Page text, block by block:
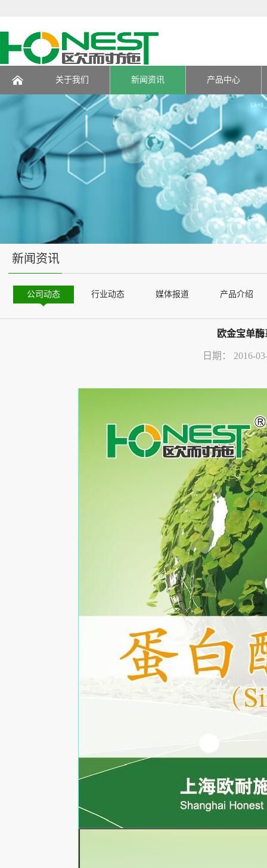
关于我们 新闻资讯 产品中心
新闻资讯
公司动态 行业动态 媒体报道 产品介绍
欧金宝单
日期： 2016-